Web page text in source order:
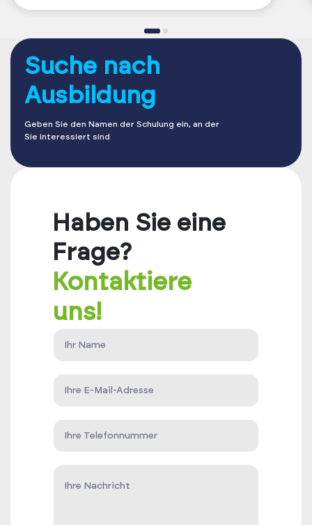
Suche nach
Ausbildung
Geben Sie den Namen der Schulung ein, an der
Sie interessiert sind
Haben Sie eine
Frage?
Kontaktiere
uns!